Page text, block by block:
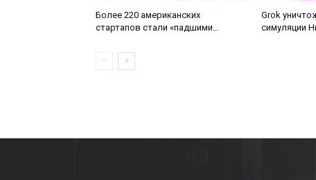
Более 220 американских
стартапов стали «падшими
Grok
симуляции